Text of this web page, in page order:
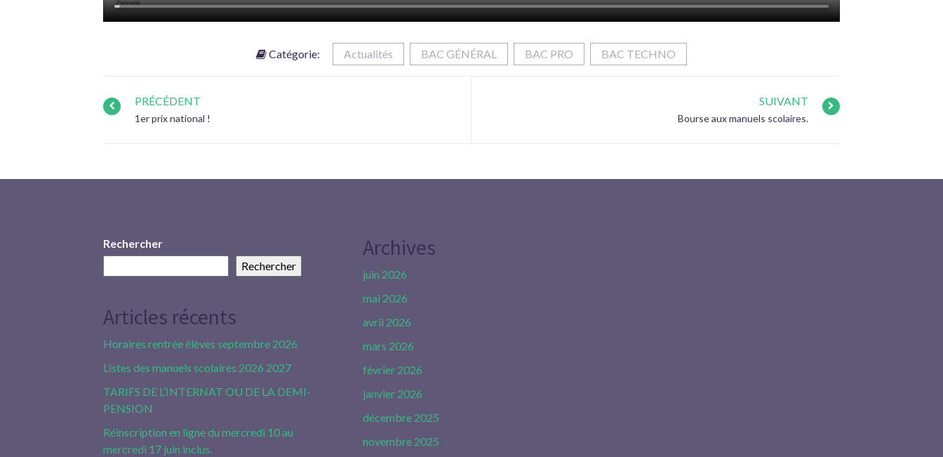
Catégorie: Actualités BAC GÉNÉRAL BAC PRO BAC TECHNO
PRÉCÉDENT
1er prix national !
SUIVANT
Bourse aux manuels scolaires.
Rechercher
Rechercher
Articles récents
Horaires rentrée élèves septembre 2026
Listes des manuels scolaires 2026 2027
TARIFS DE L’INTERNAT OU DE LA DEMI-
PENSION
Réinscription en ligne du mercredi 10 au
mercredi 17 juin inclus.
Archives
juin 2026
mai 2026
avril 2026
mars 2026
février 2026
janvier 2026
décembre 2025
novembre 2025